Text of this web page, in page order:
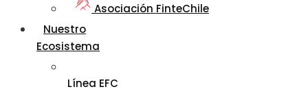
Asociación FinteChile
Nuestro
Ecosistema
Línea EFC